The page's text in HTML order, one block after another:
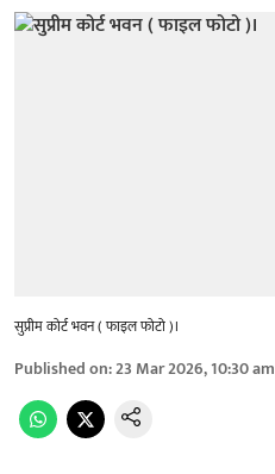
सुप्रीम कोर्ट भवन ( फाइल फोटो )।
Published on:23 Mar 2026, 10:30 am